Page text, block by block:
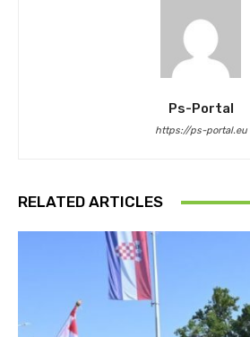
Ps-Portal
https://ps-portal.eu
RELATED ARTICLES